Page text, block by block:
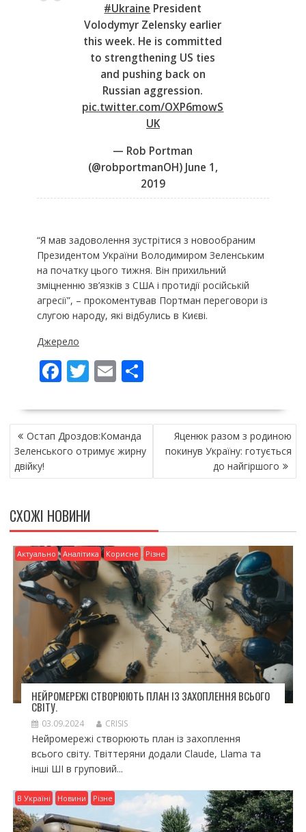
#Ukraine President
Volodymyr Zelensky earlier
this week. He is committed
to strengthening US ties
and pushing back on
Russian aggression.
pic.twitter.com/OXP6mowS
UK
— Rob Portman
(@robportmanOH) June 1,
2019
“Я мав задоволення зустрітися з новообраним
Президентом України Володимиром Зеленським
на початку цього тижня. Він прихильний
зміцненню зв’язків з США і протидії російській
агресії”, – прокоментував Портман переговори із
слугою народу, які відбулись в Києві.
Джерело
F
e
b
o
o
k
T
itt
er
E
ai
l
П
ді
и
т
ся
НАВІГАЦІЯ
ЗАПИСІВ
Остап Дроздов:Команда
Зеленського отримує жирну
двійку!
Яценюк разом з родиною
покинув Україну: готується
до найгіршого
СХОЖІ НОВИНИ
Актуально Аналітика Корисне Різне
НЕЙРОМЕРЕЖІ СТВОРЮЮТЬ ПЛАН ІЗ ЗАХОПЛЕННЯ ВСЬОГО
СВІТУ.
03.09.2024 CRISIS
Нейромережі створюють план із захоплення
всього світу. Твіттеряни додали Claude, Llama та
інші ШІ в груповий...
В Україні Новини Різне